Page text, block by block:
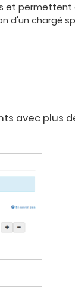
et
d'un chargé
avec plus